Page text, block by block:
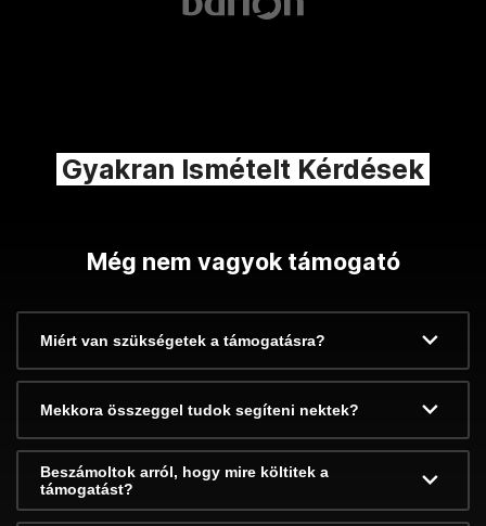
Gyakran Ismételt Kérdések
Még nem vagyok támogató
Miért van szükségetek a támogatásra?
Mekkora összeggel tudok segíteni nektek?
Beszámoltok arról, hogy mire költitek a
támogatást?